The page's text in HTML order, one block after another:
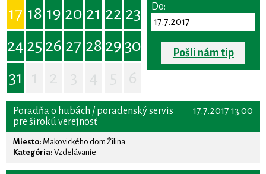
17 18 19 20 21 22 23
24 25 26 27 28 29 30
31
Do:
Pošli nám tip
17.7.2017 13:00
Poradňa o hubách / poradenský servis
pre širokú verejnosť
Miesto: Makovického dom Žilina
Kategória: Vzdelávanie